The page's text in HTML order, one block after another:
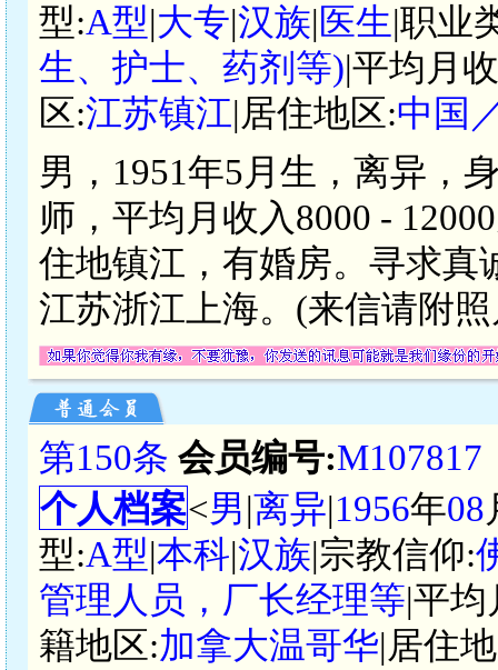
型:A型|大专|汉族| 医生|职业
生、护士、药剂等)|平均月
区:江苏镇江|居住地区:中国
男，1951年5月生，离异，
师，平均月收入8000 -
住地镇江，有婚房。寻求真
江苏浙江上海。(来信请附
第150条 会员编号:M107817
个人档案<男|离异|1956年08
型:A型|本科|汉族|宗教信仰:
管理人员，厂长经理等|平
籍地区:加拿大温哥华|居住